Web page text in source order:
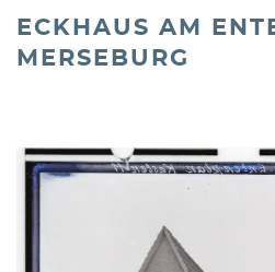
ECKHAUS AM
MERSEBURG